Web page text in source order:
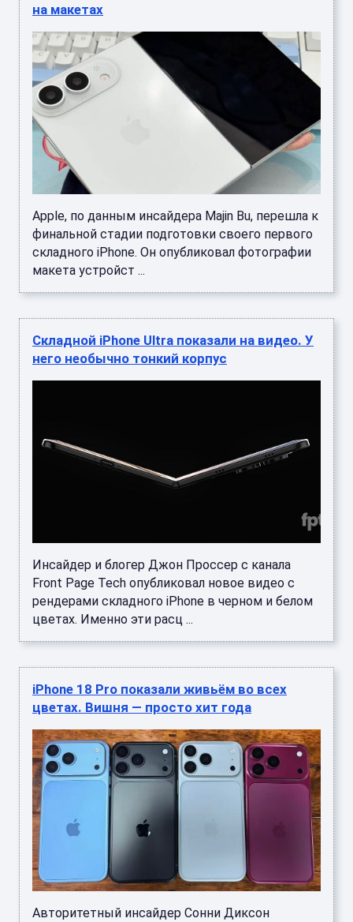
на макетах
Apple, по данным инсайдера Majin Bu, перешла к
финальной стадии подготовки своего первого
складного iPhone. Он опубликовал фотографии
макета устройст ...
Складной iPhone Ultra показали на видео. У
него необычно тонкий корпус
Инсайдер и блогер Джон Проссер с канала
Front Page Tech опубликовал новое видео с
рендерами складного iPhone в черном и белом
цветах. Именно эти расц ...
iPhone 18 Pro показали живьём во всех
цветах. Вишня — просто хит года
Авторитетный инсайдер Сонни Диксон